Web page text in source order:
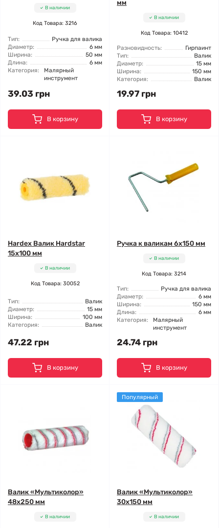
В наличии
Код Товара: 3216
Тип:
Ручка для валика
Диаметр:
6 мм
Ширина:
50 мм
Длина:
6 мм
Категория:
Малярный
инструмент
39.03 грн
В корзину
мм
В наличии
Код Товара: 10412
Разновидность:
Гирпаинт
Тип:
Валик
Диаметр:
15 мм
Ширина:
150 мм
Категория:
Валик
19.97 грн
В корзину
Hardex Валик Hardstar
15x100 мм
В наличии
Код Товара: 30052
Тип:
Валик
Диаметр:
15 мм
Ширина:
100 мм
Категория:
Валик
47.22 грн
В корзину
Ручка к валикам 6x150 мм
В наличии
Код Товара: 3214
Тип:
Ручка для валика
Диаметр:
6 мм
Ширина:
150 мм
Длина:
6 мм
Категория:
Малярный
инструмент
24.74 грн
В корзину
Валик «Мультиколор»
48x250 мм
В наличии
Популярный
Валик «Мультиколор»
30x150 мм
В наличии